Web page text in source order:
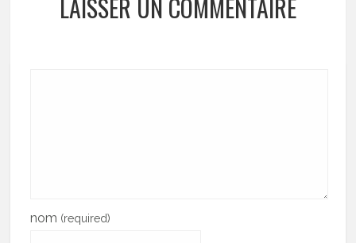
LAISSER UN COMMENTAIRE
nom (required)